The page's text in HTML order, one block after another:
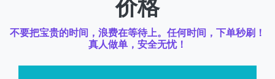
价格
不要把宝贵的时间，浪费在等待上。任何时间，下单秒刷！
真人做单，安全无忧！